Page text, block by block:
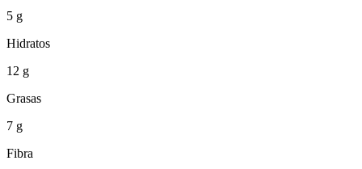
5 g
Hidratos
12 g
Grasas
7 g
Fibra